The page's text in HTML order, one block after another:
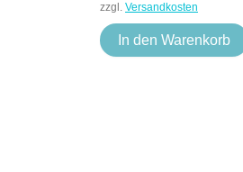
zzgl. Versandkosten
In den Warenkorb